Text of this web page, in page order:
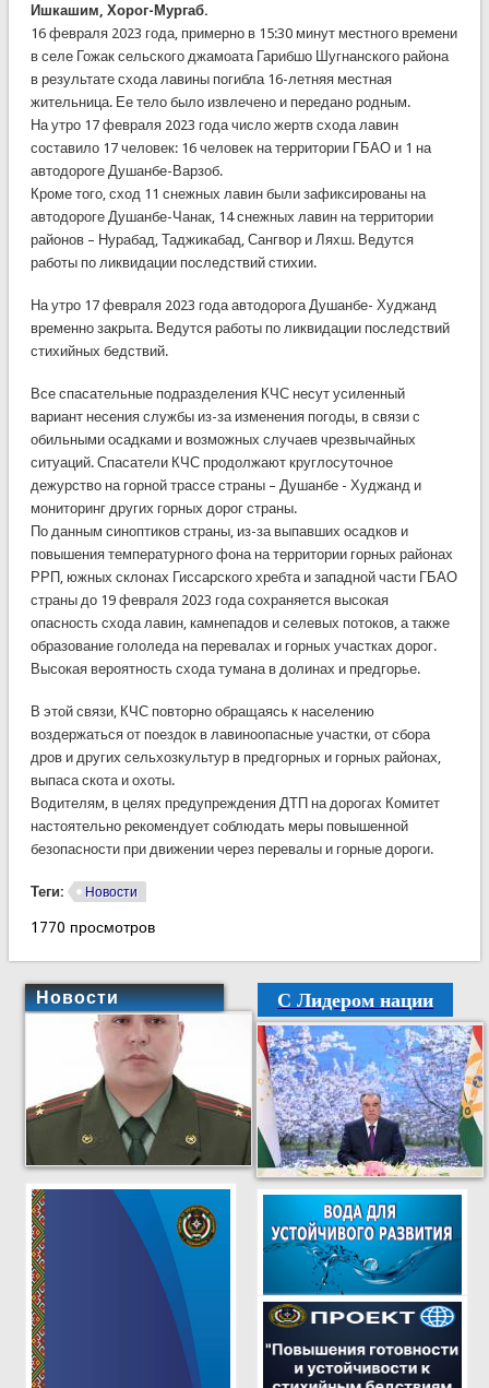
Ишкашим, Хорог-Мургаб.
16 февраля 2023 года, примерно в 15:30 минут местного времени
в селе Гожак сельского джамоата Гарибшо Шугнанского района
в результате схода лавины погибла 16-летняя местная
жительница. Ее тело было извлечено и передано родным.
На утро 17 февраля 2023 года число жертв схода лавин
составило 17 человек: 16 человек на территории ГБАО и 1 на
автодороге Душанбе-Варзоб.
Кроме того, сход 11 снежных лавин были зафиксированы на
автодороге Душанбе-Чанак, 14 снежных лавин на территории
районов – Нурабад, Таджикабад, Сангвор и Ляхш. Ведутся
работы по ликвидации последствий стихии.
На утро 17 февраля 2023 года автодорога Душанбе- Худжанд
временно закрыта. Ведутся работы по ликвидации последствий
стихийных бедствий.
Все спасательные подразделения КЧС несут усиленный
вариант несения службы из-за изменения погоды, в связи с
обильными осадками и возможных случаев чрезвычайных
ситуаций. Спасатели КЧС продолжают круглосуточное
дежурство на горной трассе страны – Душанбе - Худжанд и
мониторинг других горных дорог страны.
По данным синоптиков страны, из-за выпавших осадков и
повышения температурного фона на территории горных районах
РРП, южных склонах Гиссарского хребта и западной части ГБАО
страны до 19 февраля 2023 года сохраняется высокая
опасность схода лавин, камнепадов и селевых потоков, а также
образование гололеда на перевалах и горных участках дорог.
Высокая вероятность схода тумана в долинах и предгорье.
В этой связи, КЧС повторно обращаясь к населению
воздержаться от поездок в лавиноопасные участки, от сбора
дров и других сельхозкультур в предгорных и горных районах,
выпаса скота и охоты.
Водителям, в целях предупреждения ДТП на дорогах Комитет
настоятельно рекомендует соблюдать меры повышенной
безопасности при движении через перевалы и горные дороги.
Теги: Новости
1770 просмотров
Новости С Лидером нации